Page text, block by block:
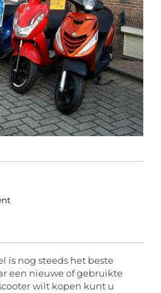
is nog steeds het beste
een nieuwe of gebruikte
wilt kopen kunt u